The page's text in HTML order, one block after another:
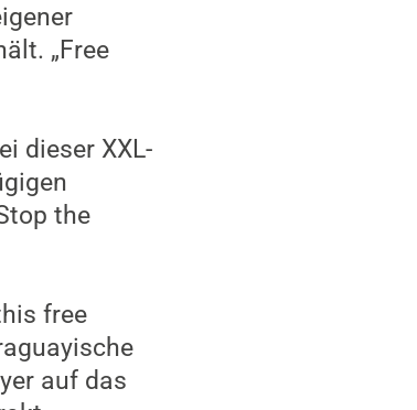
„Free
dieser XXL-
the
free
auf das